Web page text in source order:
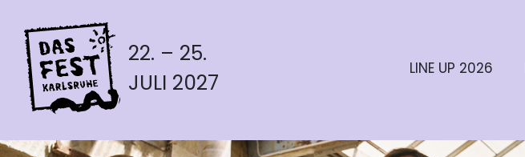
22. – 25.
JULI 2027
LINE UP 2026